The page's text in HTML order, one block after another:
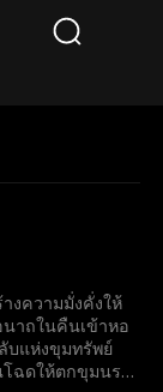
งความมั่งคั่งให้
าถในคืนเข้าหอ
บแห่งขุมทรัพย์
โฉดให้ตกขุมนรก